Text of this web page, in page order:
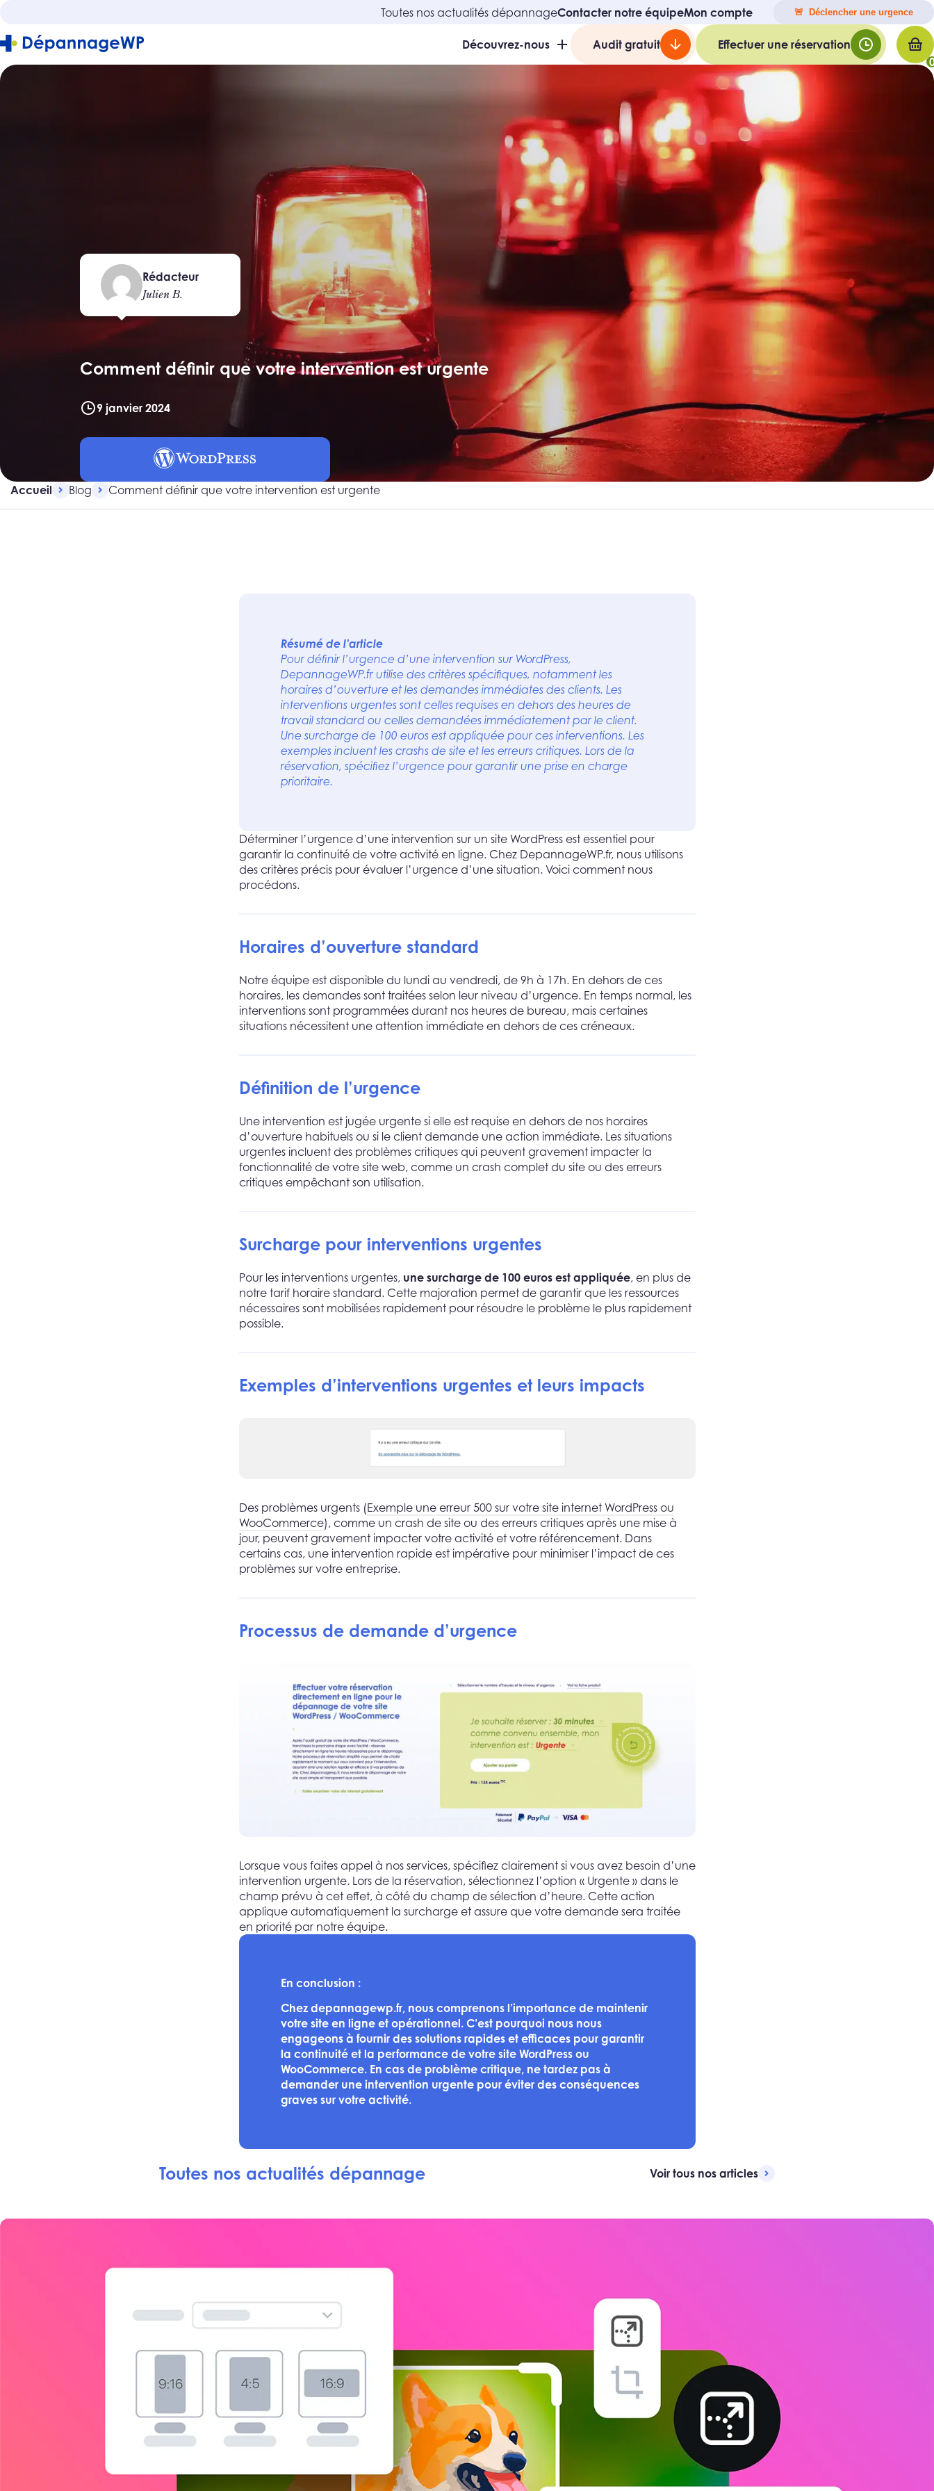
Toutes nos actualités dépannageContacter notre équipeMon compte 🚨 Déclencher une urgence
Découvrez-nous Audit gratuit
Effectuer une réservation
Rédacteur
Julien B.
Comment définir que votre intervention est urgente
9 janvier 2024
Accueil Blog Comment définir que votre intervention est urgente
Résumé de l’article
Pour définir l’urgence d’une intervention sur WordPress,
DepannageWP.fr utilise des critères spécifiques, notamment les
horaires d’ouverture et les demandes immédiates des clients. Les
interventions urgentes sont celles requises en dehors des heures de
travail standard ou celles demandées immédiatement par le client.
Une surcharge de 100 euros est appliquée pour ces interventions. Les
exemples incluent les crashs de site et les erreurs critiques. Lors de la
réservation, spécifiez l’urgence pour garantir une prise en charge
prioritaire.
Déterminer l’urgence d’une intervention sur un site WordPress est essentiel pour
garantir la continuité de votre activité en ligne. Chez DepannageWP.fr, nous utilisons
des critères précis pour évaluer l’urgence d’une situation. Voici comment nous
procédons.
Horaires d’ouverture standard
Notre équipe est disponible du lundi au vendredi, de 9h à 17h. En dehors de ces
horaires, les demandes sont traitées selon leur niveau d’urgence. En temps normal, les
interventions sont programmées durant nos heures de bureau, mais certaines
situations nécessitent une attention immédiate en dehors de ces créneaux.
Définition de l’urgence
Une intervention est jugée urgente si elle est requise en dehors de nos horaires
d’ouverture habituels ou si le client demande une action immédiate. Les situations
urgentes incluent des problèmes critiques qui peuvent gravement impacter la
fonctionnalité de votre site web, comme un crash complet du site ou des erreurs
critiques empêchant son utilisation.
Surcharge pour interventions urgentes
Pour les interventions urgentes, une surcharge de 100 euros est appliquée, en plus de
notre tarif horaire standard. Cette majoration permet de garantir que les ressources
nécessaires sont mobilisées rapidement pour résoudre le problème le plus rapidement
possible.
Exemples d’interventions urgentes et leurs impacts
Des problèmes urgents (Exemple une erreur 500 sur votre site internet WordPress ou
WooCommerce), comme un crash de site ou des erreurs critiques après une mise à
jour, peuvent gravement impacter votre activité et votre référencement. Dans
certains cas, une intervention rapide est impérative pour minimiser l’impact de ces
problèmes sur votre entreprise.
Processus de demande d’urgence
Lorsque vous faites appel à nos services, spécifiez clairement si vous avez besoin d’une
intervention urgente. Lors de la réservation, sélectionnez l’option « Urgente » dans le
champ prévu à cet effet, à côté du champ de sélection d’heure. Cette action
applique automatiquement la surcharge et assure que votre demande sera traitée
en priorité par notre équipe.
En conclusion :
Chez depannagewp.fr, nous comprenons l’importance de maintenir
votre site en ligne et opérationnel. C’est pourquoi nous nous
engageons à fournir des solutions rapides et efficaces pour garantir
la continuité et la performance de votre site WordPress ou
WooCommerce. En cas de problème critique, ne tardez pas à
demander une intervention urgente pour éviter des conséquences
graves sur votre activité.
Toutes nos actualités dépannage Voir tous nos articles